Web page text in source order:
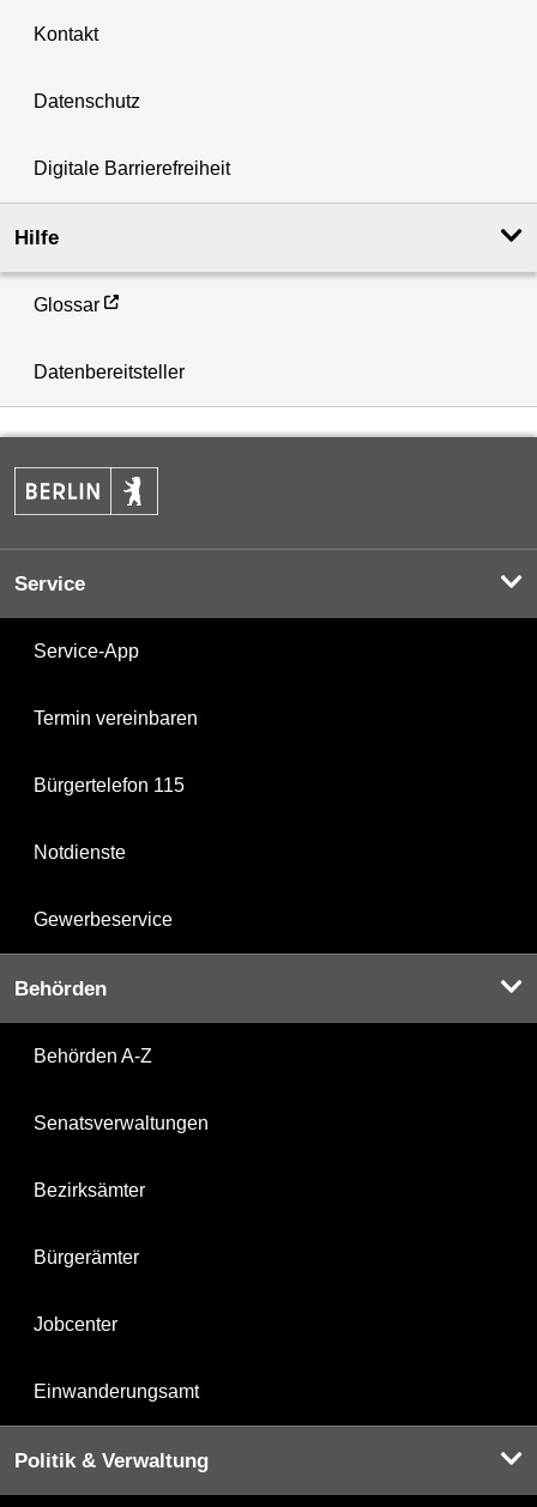
Kontakt
Datenschutz
Digitale Barrierefreiheit
Hilfe
Glossar
Datenbereitsteller
Service
Service-App
Termin vereinbaren
Bürgertelefon 115
Notdienste
Gewerbeservice
Behörden
Behörden A-Z
Senatsverwaltungen
Bezirksämter
Bürgerämter
Jobcenter
Einwanderungsamt
Politik & Verwaltung